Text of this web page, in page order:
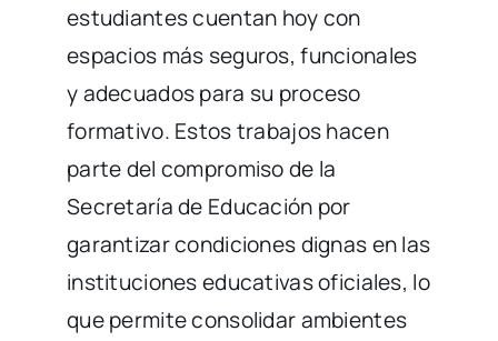
estudiantes cuentan hoy con
espacios más seguros, funcionales
y adecuados para su proceso
formativo. Estos trabajos hacen
parte del compromiso de la
Secretaría de Educación por
garantizar condiciones dignas en las
instituciones educativas oficiales, lo
que permite consolidar ambientes